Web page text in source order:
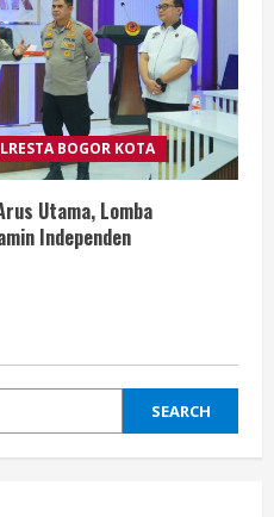
BOGOR KOTA
Utama, Lomba
Independen
SEARCH